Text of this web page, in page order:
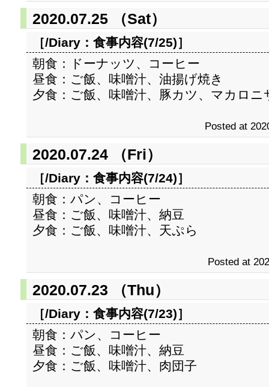
2020.07.25 （Sat）
［/Diary： 食事内容(7/25)］
朝食：ドーナッツ、コーヒー
昼食：ご飯、味噌汁、油揚げ焼き
夕食：ご飯、味噌汁、豚カツ、マカロニ
Posted at
2020.07.24 （Fri）
［/Diary： 食事内容(7/24)］
朝食：パン、コーヒー
昼食：ご飯、味噌汁、納豆
夕食：ご飯、味噌汁、天ぷら
Posted at
2020.07.23 （Thu）
［/Diary： 食事内容(7/23)］
朝食：パン、コーヒー
昼食：ご飯、味噌汁、納豆
夕食：ご飯、味噌汁、肉団子